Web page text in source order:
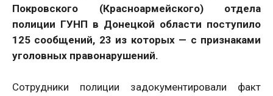
Покровского (Красноармейского) отдела
полиции ГУНП в Донецкой области поступило
125 сообщений, 23 из которых — с признаками
уголовных правонарушений.
Сотрудники полиции задокументировали факт